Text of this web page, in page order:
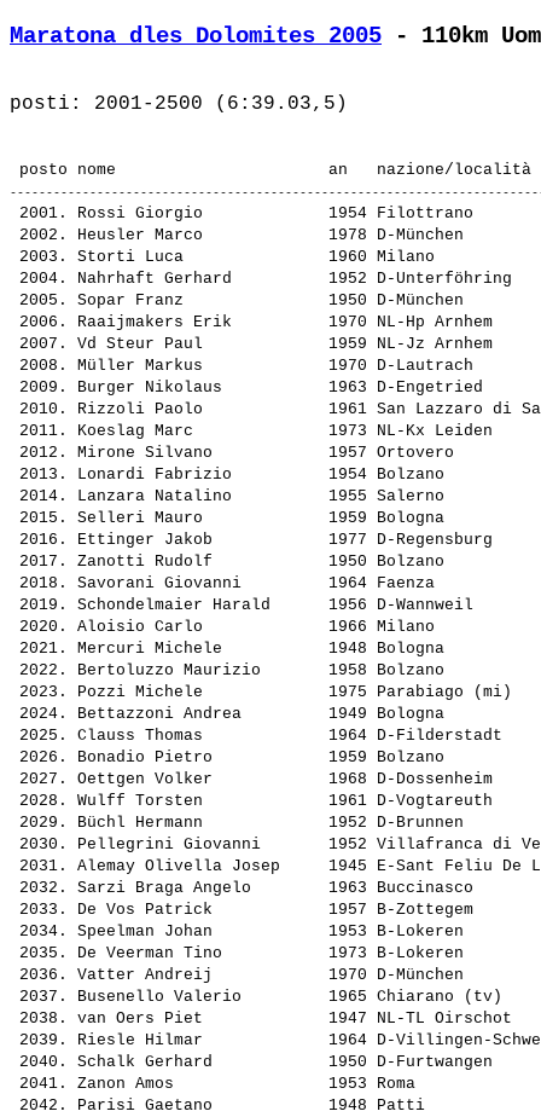
Maratona dles Dolomites 2005 - 110km
2001. Rossi Giorgio
1954 Filottrano
2002. Heusler Marco
1978 D-München
2003. Storti Luca
1960 Milano
2004. Nahrhaft Gerhard
1952 D-Unterföhring
2005. Sopar Franz
1950 D-München
2006. Raaijmakers Erik
1970 NL-Hp
2007. Vd Steur Paul
1959 NL-Jz Arnhem
2008. Müller Markus
1970 D-Lautrach
2009. Burger Nikolaus
1963 D-Engetried
2010. Rizzoli Paolo
1961 San Lazzaro di
2011. Koeslag Marc
1973 NL-Kx
2012. Mirone Silvano
1957 Ortovero
2013. Lonardi Fabrizio
1954 Bolzano
2014. Lanzara Natalino
1955 Salerno
2015. Selleri Mauro
1959 Bologna
2016. Ettinger Jakob
1977 D-Regensburg
2017. Zanotti Rudolf
1950 Bolzano
2018. Savorani Giovanni
1964 Faenza
2019. Schondelmaier Harald
1956 D-Wannweil
2020. Aloisio Carlo
1966 Milano
2021. Mercuri Michele
1948 Bologna
2022. Bertoluzzo Maurizio
1958 Bolzano
2023. Pozzi Michele
1975 Parabiago
2024. Bettazzoni Andrea
1949 Bologna
2025. Clauss Thomas
1964 D-Filderstadt
2026. Bonadio Pietro
1959 Bolzano
2027. Oettgen Volker
1968 D-Dossenheim
2028. Wulff Torsten
1961 D-Vogtareuth
2029. Büchl Hermann
1952 D-Brunnen
2030. Pellegrini Giovanni
1952 Villafranca di
2031. Alemay Olivella Josep
1945 E-Sant Feliu De
2032. Sarzi Braga Angelo
1963 Buccinasco
2033. De Vos Patrick
1957 B-Zottegem
2034. Speelman Johan
1953 B-Lokeren
2035. De Veerman Tino
1973 B-Lokeren
2036. Vatter Andreij
1970 D-München
2037. Busenello Valerio
1965 Chiarano (tv)
2038. van Oers Piet
1947 NL-TL Oirschot
2039. Riesle Hilmar
1964 D-Villingen-
2040. Schalk Gerhard
1950 D-Furtwangen
2041. Zanon Amos
1953 Roma
2042. Parisi Gaetano
1948 Patti